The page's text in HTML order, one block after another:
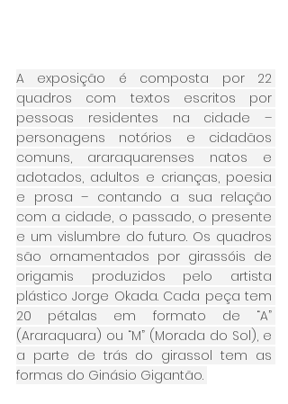
A exposição é composta por 22
quadros com textos escritos por
pessoas residentes na cidade –
personagens notórios e cidadãos
comuns, araraquarenses natos e
adotados, adultos e crianças, poesia
e prosa – contando a sua relação
com a cidade, o passado, o presente
e um vislumbre do futuro. Os quadros
são ornamentados por girassóis de
origamis produzidos pelo artista
plástico Jorge Okada. Cada peça tem
20 pétalas em formato de “A”
(Araraquara) ou “M” (Morada do Sol), e
a parte de trás do girassol tem as
formas do Ginásio Gigantão.